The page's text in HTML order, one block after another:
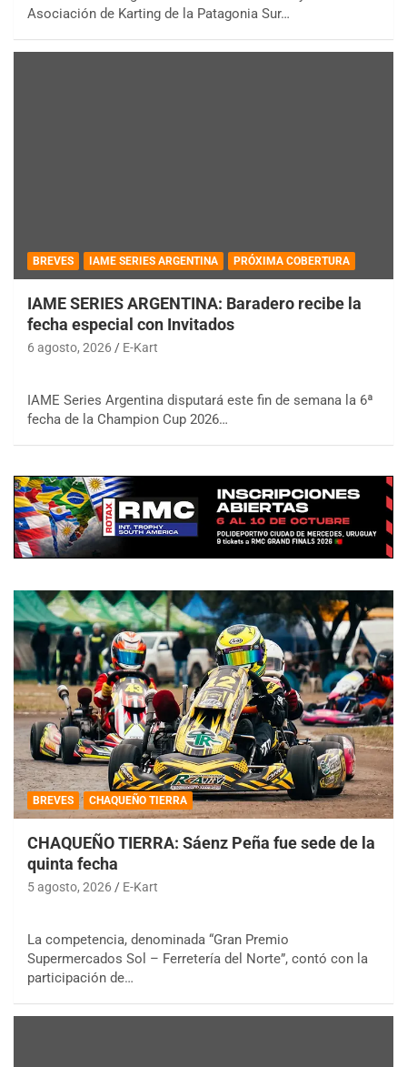
Asociación de Karting de la Patagonia Sur…
BREVES IAME SERIES ARGENTINA PRÓXIMA COBERTURA
IAME SERIES ARGENTINA: Baradero recibe la
fecha especial con Invitados
6 agosto, 2026 E-Kart
IAME Series Argentina disputará este fin de semana la 6ª
fecha de la Champion Cup 2026…
BREVES CHAQUEÑO TIERRA
CHAQUEÑO TIERRA: Sáenz Peña fue sede de la
quinta fecha
5 agosto, 2026 E-Kart
La competencia, denominada “Gran Premio
Supermercados Sol – Ferretería del Norte”, contó con la
participación de…